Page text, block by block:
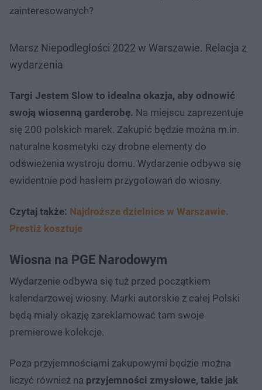
zainteresowanych?
Marsz Niepodległości 2022 w Warszawie. Relacja z
wydarzenia
Targi Jestem Slow to idealna okazja, aby odnowić
swoją wiosenną garderobę. Na miejscu zaprezentuje
się 200 polskich marek. Zakupić będzie można m.in.
naturalne kosmetyki czy drobne elementy do
odświeżenia wystroju domu. Wydarzenie odbywa się
ewidentnie pod hasłem przygotowań do wiosny.
Czytaj także: Najdroższe dzielnice w Warszawie.
Prestiż kosztuje
Wiosna na PGE Narodowym
Wydarzenie odbywa się tuż przed początkiem
kalendarzowej wiosny. Marki autorskie z całej Polski
będą miały okazję zareklamować tam swoje
premierowe kolekcje.
Poza przyjemnościami zakupowymi będzie można
liczyć również na przyjemności zmysłowe, takie jak